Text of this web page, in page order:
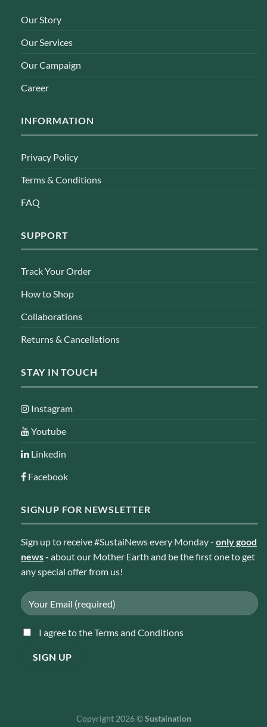
Our Story
Our Services
Our Campaign
Career
INFORMATION
Privacy Policy
Terms & Conditions
FAQ
SUPPORT
Track Your Order
How to Shop
Collaborations
Returns & Cancellations
STAY IN TOUCH
Instagram
Youtube
Linkedin
Facebook
SIGNUP FOR NEWSLETTER
Sign up to receive #SustaiNews every Monday - only good
news- about our Mother Earth and be the first one to get
any special offer from us!
I agree to the Terms and Conditions
Copyright 2026 ©Sustaination